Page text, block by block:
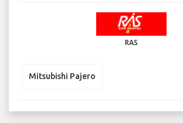
RAS
Mitsubishi Pajero